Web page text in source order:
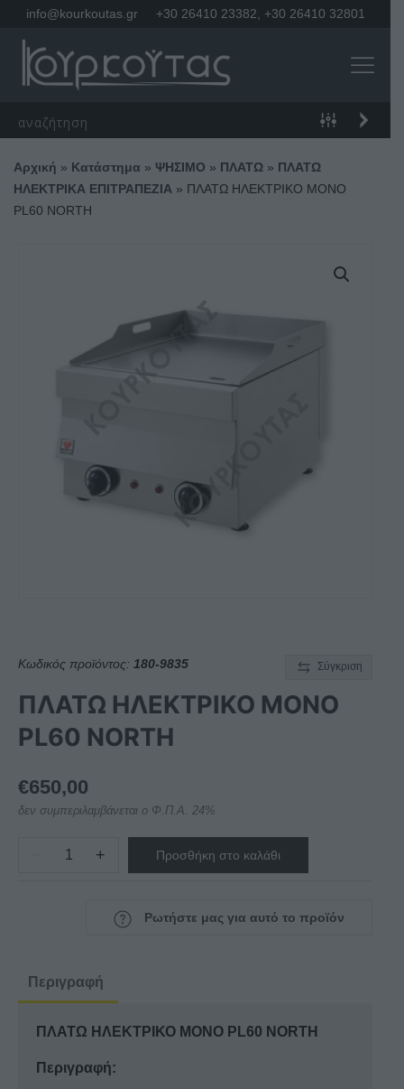
info@kourkoutas.gr +30 26410 23382 +30 26410 32801
Αρχική » Κατάστημα » ΨΗΣΙΜΟ » ΠΛΑΤΩ » ΠΛΑΤΩ
ΗΛΕΚΤΡΙΚΑ ΕΠΙΤΡΑΠΕΖΙΑ » ΠΛΑΤΩ ΗΛΕΚΤΡΙΚΟ ΜΟΝΟ
PL60 NORTH
Κωδικός προϊόντος: 180-9835 Σύγκριση
ΠΛΑΤΩ ΗΛΕΚΤΡΙΚΟ ΜΟΝΟ
PL60 NORTH
€650,00
δεν συμπεριλαμβάνεται ο Φ.Π.Α. 24%
ΠΛΑΤΩ
ποσότητα
+ Προσθήκη στο καλάθι
Ρωτήστε μας για αυτό το προϊόν
Περιγραφή
ΠΛΑΤΩ ΗΛΕΚΤΡΙΚΟ ΜΟΝΟ PL60 NORTH
Περιγραφή: